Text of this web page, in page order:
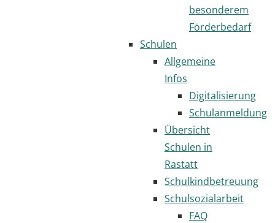
besonderem
Förderbedarf
Schulen
Allgemeine
Infos
Digitalisierung
Schulanmeldung
Übersicht
Schulen in
Rastatt
Schulkindbetreuung
Schulsozialarbeit
FAQ